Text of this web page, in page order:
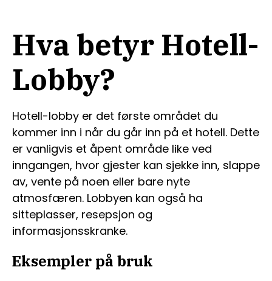
Hva betyr Hotell-
Lobby?
Hotell-lobby er det første området du
kommer inn i når du går inn på et hotell. Dette
er vanligvis et åpent område like ved
inngangen, hvor gjester kan sjekke inn, slappe
av, vente på noen eller bare nyte
atmosfæren. Lobbyen kan også ha
sitteplasser, resepsjon og
informasjonsskranke.
Eksempler på bruk